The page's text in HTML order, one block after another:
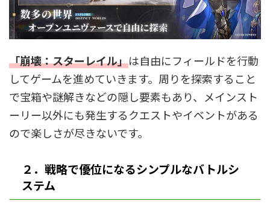
「崩壊：スターレイル」は自由にフィールドを行動
してゲームを進めていきます。周りを探索すること
で宝箱や謎解きなどの隠し要素もあり、メインスト
ーリー以外にも発生するクエストやイベントがある
ので楽しさが尽きないです。
２．戦略で優位になるシンプルなバトルシ
ステム